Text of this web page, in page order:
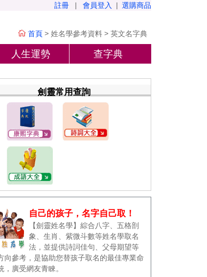
註冊 | 會員登入 | 選購商品
首頁 > 姓名學參考資料 > 英文名字典
人生運勢 查字典
劍靈常用查詢
自己的孩子，名字自己取！
【劍靈姓名學】綜合八字、五格剖
象、生肖、紫微斗數等姓名學取名
法，並提供詩詞佳句、父母期望等
向參考，是協助您替孩子取名的最佳專業命
，廣受網友青睞。